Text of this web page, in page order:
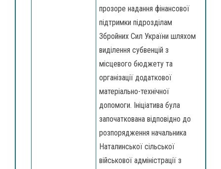
прозоре надання фінансової
підтримки підрозділам
Збройних Сил України шляхом
виділення субвенцій з
місцевого бюджету та
організації додаткової
матеріально-технічної
допомоги. Ініціатива була
започаткована відповідно до
розпорядження начальника
Наталинської сільської
військової адміністрації з